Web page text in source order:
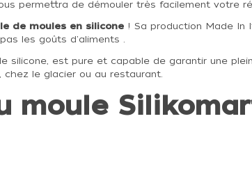
permettra de démouler très facilement votre
de moules en silicone ! Sa production Made In
les goûts d'aliments .
silicone, est pure et capable de garantir une
le glacier ou au restaurant.
moule